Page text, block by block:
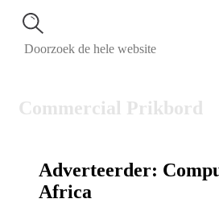
Commercial Prikbord
Adverteerder:
Africa